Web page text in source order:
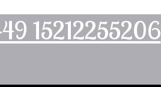
15212255206